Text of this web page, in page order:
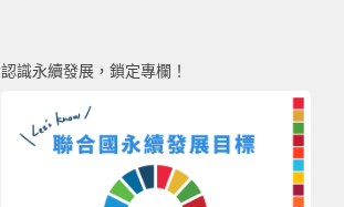
認識永續發展，鎖定專欄！